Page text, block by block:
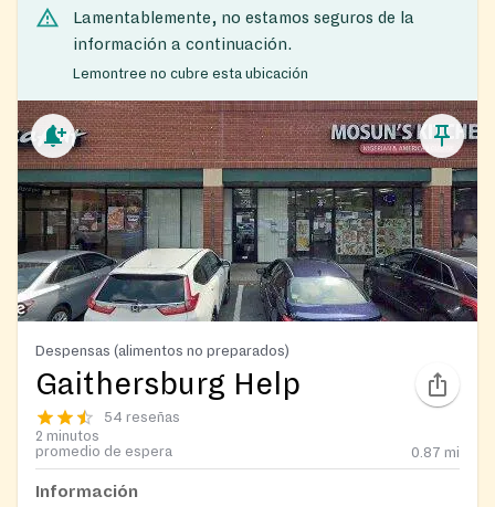
Lamentablemente, no estamos seguros de la
información a continuación.
Lemontree no cubre esta ubicación
Despensas (alimentos no preparados)
Gaithersburg Help
54 reseñas
2 minutos
promedio de espera
0.87 mi
Información